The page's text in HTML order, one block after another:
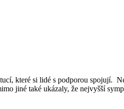
které si lidé s podporou spojují.
jiné také ukázaly, že nejvyšší